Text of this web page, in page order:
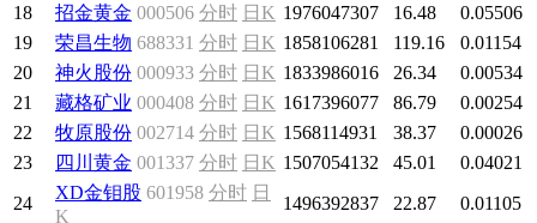
18
招金黄金 000506 分时 日K 1976047307 16.48
0.05506
19
荣昌生物 688331 分时 日K 1858106281 119.16
0.01154
20
神火股份 000933 分时 日K 1833986016 26.34
0.00534
21
藏格矿业 000408 分时 日K 1617396077 86.79
0.00254
22
牧原股份 002714 分时 日K 1568114931 38.37
0.00026
23
四川黄金 001337 分时 日K 1507054132 45.01
0.04021
24
XD金钼股 601958 分时 日
K
1496392837 22.87
0.01105